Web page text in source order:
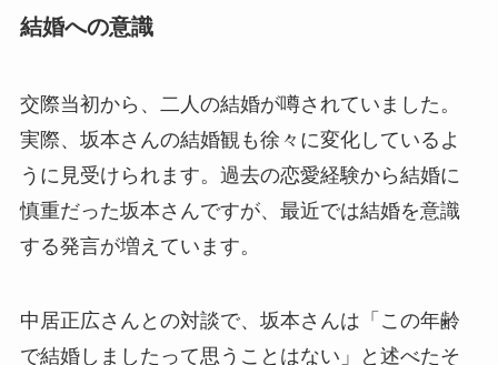
結婚への意識
交際当初から、二人の結婚が噂されていました。
実際、坂本さんの結婚観も徐々に変化しているよ
うに見受けられます。過去の恋愛経験から結婚に
慎重だった坂本さんですが、最近では結婚を意識
する発言が増えています。
中居正広さんとの対談で、坂本さんは「この年齢
で結婚しましたって思うことはない」と述べたそ